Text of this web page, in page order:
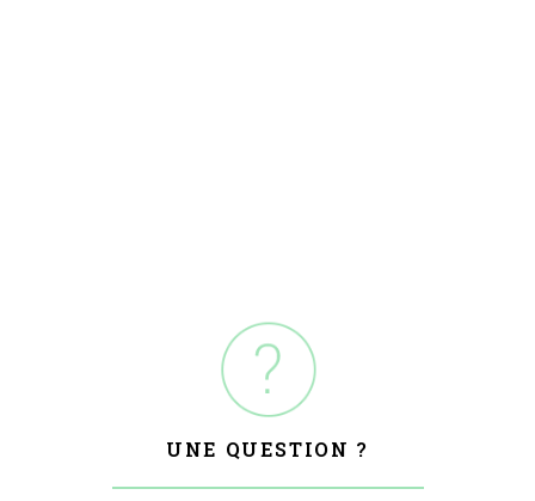
UNE QUESTION ?